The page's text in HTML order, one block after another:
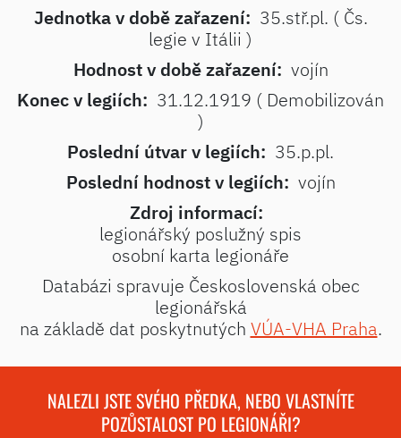
Jednotka v době zařazení: 35.stř.pl. ( Čs.
legie v Itálii )
Hodnost v době zařazení: vojín
Konec v legiích: 31.12.1919 ( Demobilizován
)
Poslední útvar v legiích: 35.p.pl.
Poslední hodnost v legiích: vojín
Zdroj informací:
legionářský poslužný spis
osobní karta legionáře
Databázi spravuje Československá obec
legionářská
na základě dat poskytnutých VÚA-VHA Praha.
NALEZLI JSTE SVÉHO PŘEDKA, NEBO VLASTNÍTE
POZŮSTALOST PO LEGIONÁŘI?